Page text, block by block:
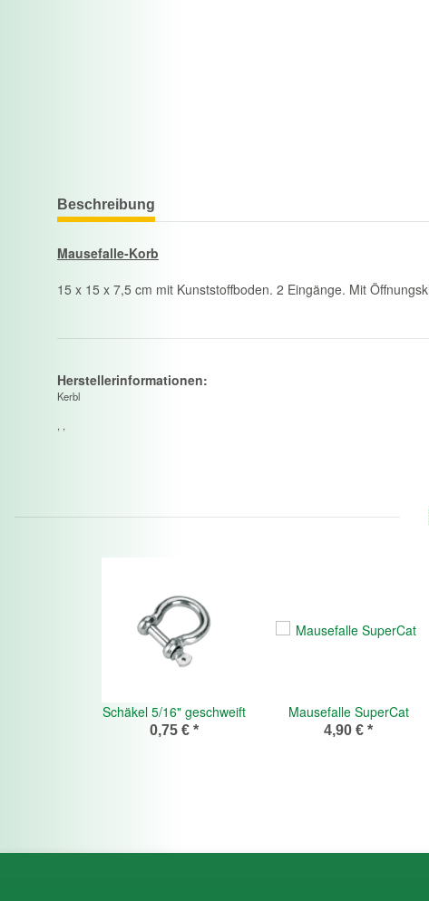
Beschreibung
Mausefalle-Korb
15 x 15 x 7,5 cm mit Kunststoffboden. 2 Eingänge. Mit
Herstellerinformationen:
Kerbl
, ,
Schäkel 5/16" geschweift
0,75 € *
Mausefalle SuperCat
4,90 € *